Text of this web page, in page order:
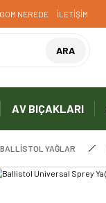
NEREDE İLETİŞİM
ARA
AV BIÇAKLARI
BALLİSTOL YAĞLAR